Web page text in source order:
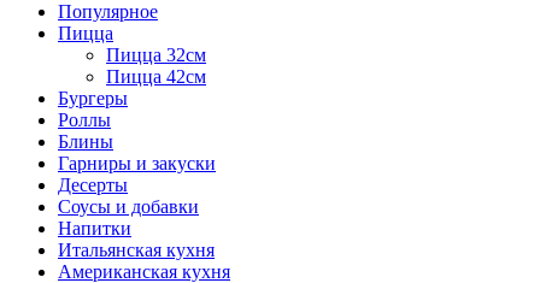
Популярное
Пицца
Пицца 32см
Пицца 42см
Бургеры
Роллы
Блины
Гарниры и закуски
Десерты
Соусы и добавки
Напитки
Итальянская кухня
Американская кухня